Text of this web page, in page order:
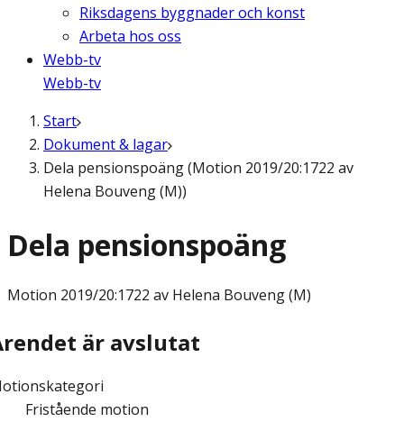
Riksdagens byggnader och konst
Arbeta hos oss
Webb-tv
Webb-tv
Start
Dokument & lagar
Dela pensionspoäng (Motion 2019/20:1722 av
Helena Bouveng (M))
Dela pensionspoäng
Motion 2019/20:1722 av Helena Bouveng (M)
är avslutat
Fristående motion